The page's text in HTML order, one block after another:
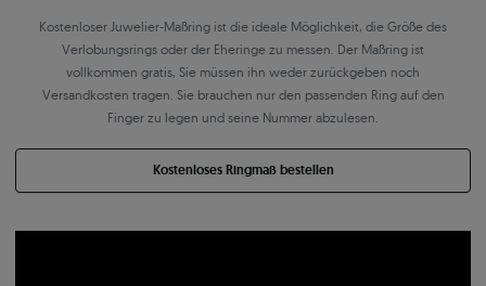
Kostenloser Juwelier-Maßring ist die ideale Möglichkeit, die Größe des
Verlobungsrings oder der Eheringe zu messen. Der Maßring ist
vollkommen gratis, Sie müssen ihn weder zurückgeben noch
Versandkosten tragen. Sie brauchen nur den passenden Ring auf den
Finger zu legen und seine Nummer abzulesen.
Kostenloses Ringmaß bestellen